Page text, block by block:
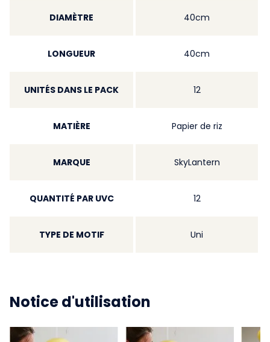
DIAMÈTRE 40cm
LONGUEUR 40cm
UNITÉS DANS LE PACK 12
MATIÈRE Papier de riz
MARQUE SkyLantern
QUANTITÉ PAR UVC 12
TYPE DE MOTIF Uni
Notice d'utilisation